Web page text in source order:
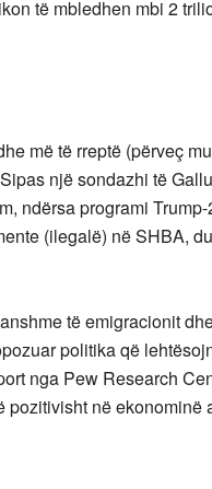
të mbledhen mbi 2
më të rreptë (përveç
një sondazhi të
ndërsa programi
(ilegalë) në SHBA,
të emigracionit
politika që
nga Pew Research
në ekonominë